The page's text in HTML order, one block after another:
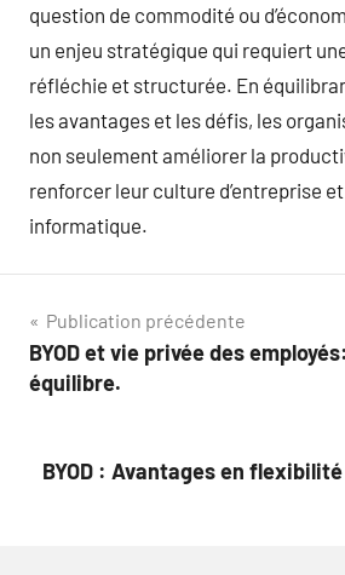
question de commodité ou
un enjeu stratégique qui requiert
réfléchie et structurée. En
les avantages et les défis, les
non seulement améliorer la
renforcer leur culture d’entreprise
informatique.
Navigation
de
Publication précédente
BYOD et vie privée des
équilibre.
BYOD : Avantages en